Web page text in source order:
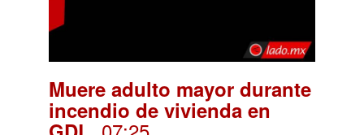
Muere adulto mayor durante
incendio de vivienda en